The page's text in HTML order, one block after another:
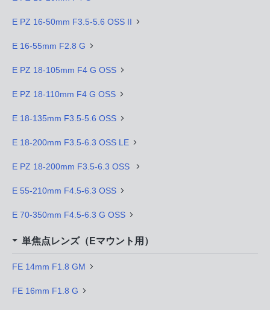
E PZ 16-50mm F3.5-5.6 OSS II
E 16-55mm F2.8 G
E PZ 18-105mm F4 G OSS
E PZ 18-110mm F4 G OSS
E 18-135mm F3.5-5.6 OSS
E 18-200mm F3.5-6.3 OSS LE
E PZ 18-200mm F3.5-6.3 OSS
E 55-210mm F4.5-6.3 OSS
E 70-350mm F4.5-6.3 G OSS
単焦点レンズ（Eマウント用）
FE 14mm F1.8 GM
FE 16mm F1.8 G